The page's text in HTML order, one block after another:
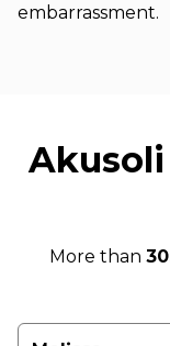
embarrassment.
Akusoli
More than